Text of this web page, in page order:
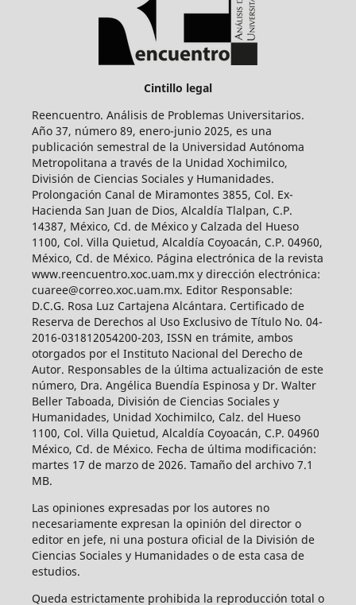
Cintillo legal
Reencuentro. Análisis de Problemas Universitarios.
Año 37, número 89, enero-junio 2025, es una
publicación semestral de la Universidad Autónoma
Metropolitana a través de la Unidad Xochimilco,
División de Ciencias Sociales y Humanidades.
Prolongación Canal de Miramontes 3855, Col. Ex-
Hacienda San Juan de Dios, Alcaldía Tlalpan, C.P.
14387, México, Cd. de México y Calzada del Hueso
1100, Col. Villa Quietud, Alcaldía Coyoacán, C.P. 04960,
México, Cd. de México. Página electrónica de la revista
www.reencuentro.xoc.uam.mx y dirección electrónica:
cuaree@correo.xoc.uam.mx. Editor Responsable:
D.C.G. Rosa Luz Cartajena Alcántara. Certificado de
Reserva de Derechos al Uso Exclusivo de Título No. 04-
2016-031812054200-203, ISSN en trámite, ambos
otorgados por el Instituto Nacional del Derecho de
Autor. Responsables de la última actualización de este
número, Dra. Angélica Buendía Espinosa y Dr. Walter
Beller Taboada, División de Ciencias Sociales y
Humanidades, Unidad Xochimilco, Calz. del Hueso
1100, Col. Villa Quietud, Alcaldía Coyoacán, C.P. 04960
México, Cd. de México. Fecha de última modificación:
martes 17 de marzo de 2026. Tamaño del archivo 7.1
MB.
Las opiniones expresadas por los autores no
necesariamente expresan la opinión del director o
editor en jefe, ni una postura oficial de la División de
Ciencias Sociales y Humanidades o de esta casa de
estudios.
Queda estrictamente prohibida la reproducción total o